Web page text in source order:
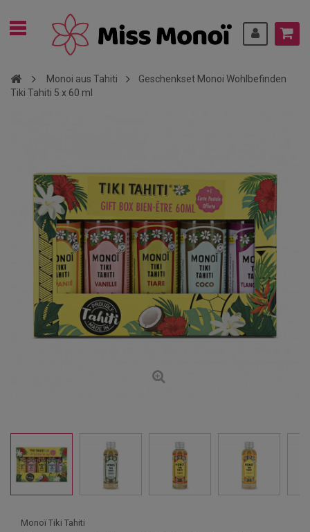
Monoi aus Tahiti
Geschenkset Monoi Wohlbefinden
Tiki Tahiti 5 x 60 ml
Monoï Tiki Tahiti